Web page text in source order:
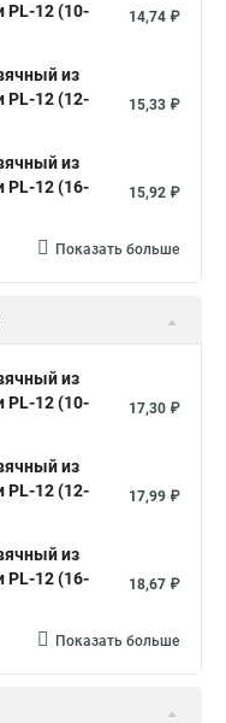
Хомут 2 Хомут 40
6 мм
Хомут 180
труб
2
Хомут от протечки
Тяговой хомут
кислородные шланги
12 (10-
14,74 ₽
из
12 (12-
15,33 ₽
из
12 (16-
15,92 ₽
Показать больше
из
12 (10-
17,30 ₽
из
12 (12-
17,99 ₽
из
12 (16-
18,67 ₽
Показать больше